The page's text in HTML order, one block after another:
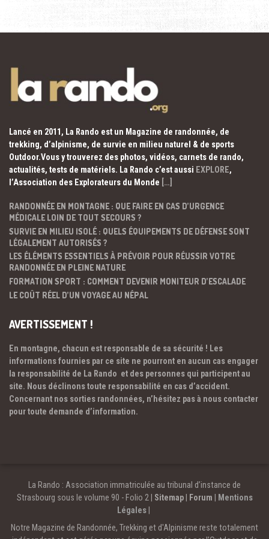
Lancé en 2011, La Rando est un Magazine de randonnée, de
trekking, d’alpinisme, de survie en milieu naturel & de sports
Outdoor.Vous y trouverez des photos, vidéos, carnets de rando,
actualités, tests de matériels. La Rando c’est aussi EXPLORE,
l’Association des Explorateurs du Monde […]
RANDONNÉE EN MONTAGNE : QUE FAIRE EN CAS D’URGENCE
MÉDICALE LOIN DE TOUT SECOURS ?
SURVIE EN MILIEU ISOLÉ : QUELS ÉQUIPEMENTS DE DÉFENSE SONT
LÉGALEMENT AUTORISÉS ?
LES ÉLÉMENTS ESSENTIELS À PRÉVOIR POUR RÉUSSIR VOTRE
RANDONNÉE EN PLEINE NATURE
FORMATION SPORT : COMMENT DEVENIR MONITEUR D’ESCALADE
LE COÛT RÉEL D’UN VOYAGE AU NÉPAL
AVERTISSEMENT !
En montagne, chacun est responsable de sa sécurité ! Les
informations fournies par ce site ne pourront en aucun cas engager
la responsabilité de La Rando et des personnes qui participent au
site. Nous déclinons toute responsabilité en cas d’accident.
Concernant nos sorties randonnées, n’hésitez pas à nous contacter
pour toute demande d’information.
La Rando : Association immatriculée au tribunal d’instance de
Strasbourg sous le volume 90 - Folio 2 | Sitemap| Forum | Mentions
Légales |
Notre Magazine de Randonnée, Trekking et d'Alpinisme reste totalement